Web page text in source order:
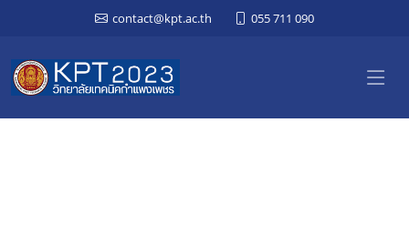
contact@kpt.ac.th 055 711 090